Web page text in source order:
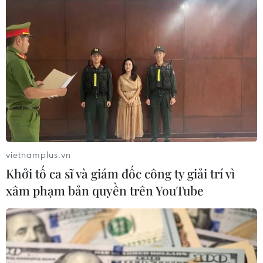
#Đám cưới #Queen Latifah
Theo dõi VietnamPlus
TIN LIÊN QUAN
vietnamplus.vn
Khởi tố ca sĩ và giám đốc công ty giải trí vì
xâm phạm bản quyền trên YouTube